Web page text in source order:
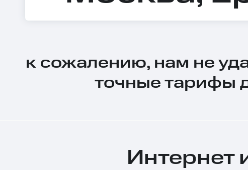
к сожалению, нам не
точные тарифы
Интернет